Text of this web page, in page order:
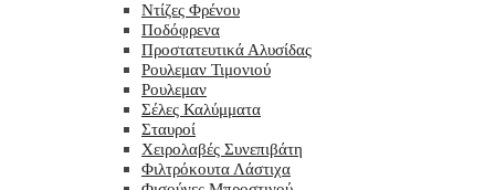
Ντίζες Φρένου
Ποδόφρενα
Προστατευτικά Αλυσίδας
Ρουλεμαν Τιμονιού
Ρουλεμαν
Σέλες Καλύμματα
Σταυροί
Χειρολαβές Συνεπιβάτη
Φιλτρόκουτα Λάστιχα